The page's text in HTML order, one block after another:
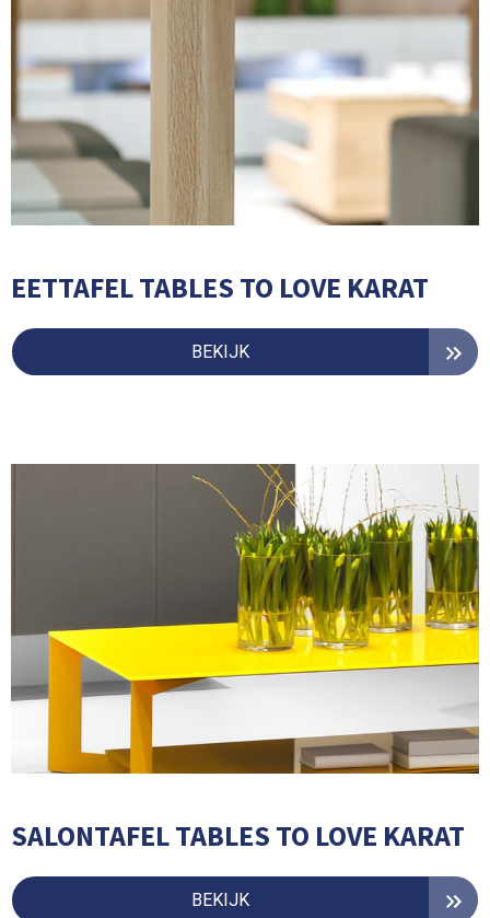
EETTAFEL TABLES TO LOVE KARAT
BEKIJK
SALONTAFEL TABLES TO LOVE KARAT
BEKIJK